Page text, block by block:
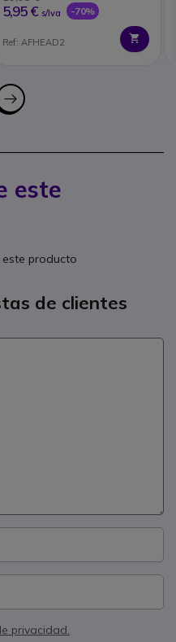
5,95 € s/Iva -70%
Ref: AFHEAD2
este
producto
de clientes
privacidad.